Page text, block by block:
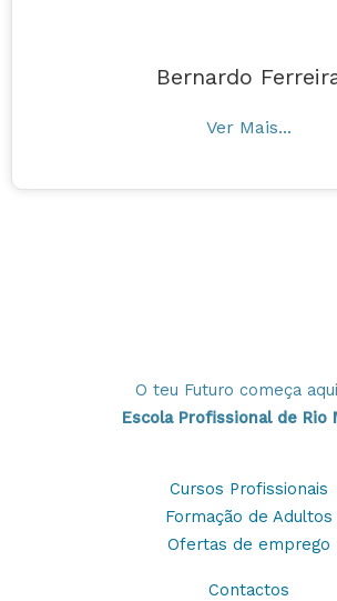
Bernardo
Ver Mais...
O teu Futuro começa
Escola Profissional de Rio
Cursos Profissionais
Formação de Adultos
Ofertas de emprego
Contactos